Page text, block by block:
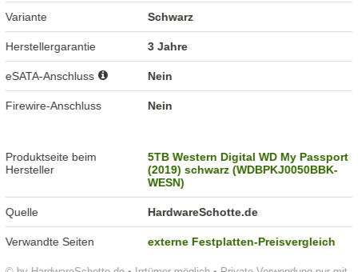
Variante Schwarz
Herstellergarantie 3 Jahre
eSATA-Anschluss Nein
Firewire-Anschluss Nein
Produktseite beim
Hersteller
5TB Western Digital WD My Passport
(2019) schwarz (WDBPKJ0050BBK-
WESN)
Quelle HardwareSchotte.de
Verwandte Seiten externe Festplatten-Preisvergleich